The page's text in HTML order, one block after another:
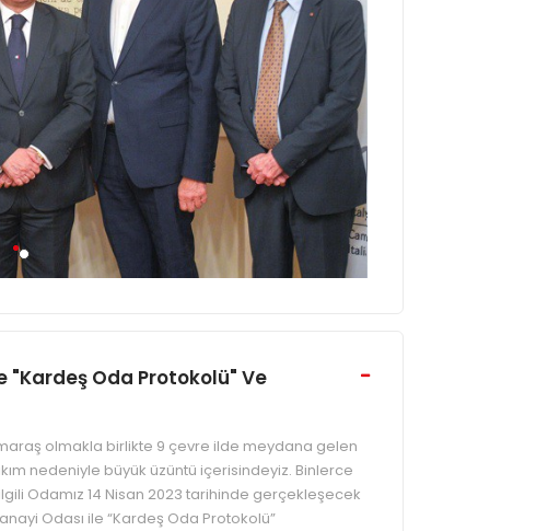
"Kardeş Oda Protokolü" Ve
olmakla birlikte 9 çevre ilde meydana gelen
nedeniyle büyük üzüntü içerisindeyiz. Binlerce
Odamız 14 Nisan 2023 tarihinde gerçekleşecek
Odası ile “Kardeş Oda Protokolü”